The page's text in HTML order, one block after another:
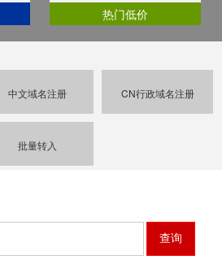
热门低价
中文域名注册 CN行政域名注册
批量转入